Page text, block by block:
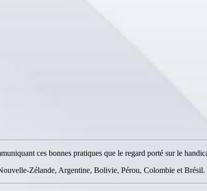
ces bonnes pratiques que le regard porté sur le
Zélande, Argentine, Bolivie, Pérou, Colombie et Brésil.